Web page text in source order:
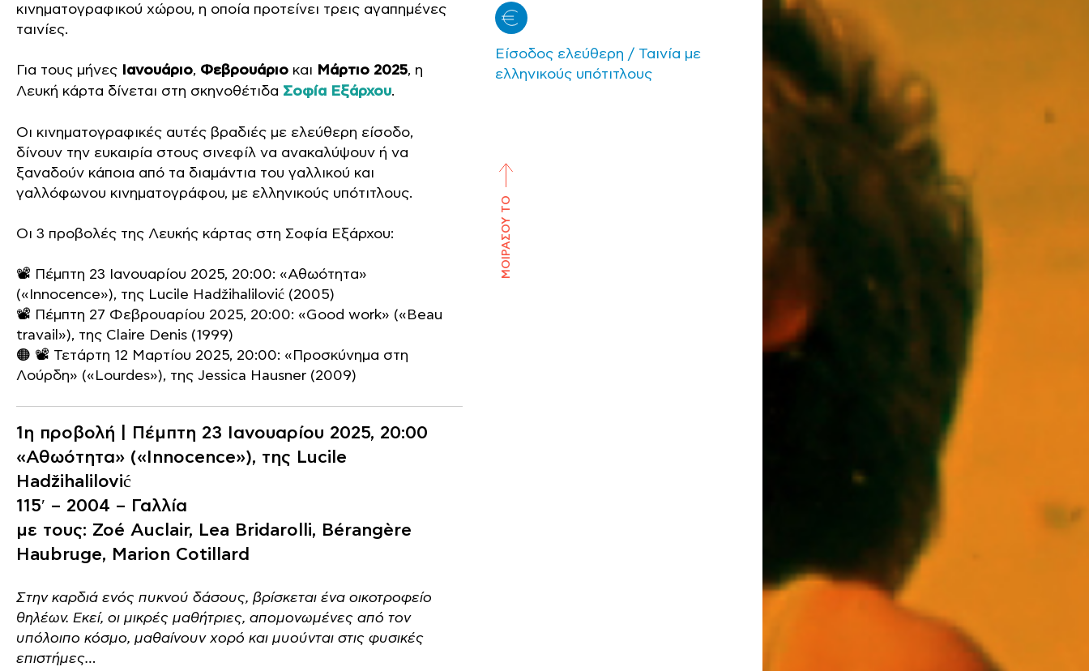
κινηματογραφικού χώρου, η οποία προτείνει τρεις αγαπημένες
ταινίες.
Για τους μήνες Ιανουάριο, Φεβρουάριο και Μάρτιο 2025, η
Λευκή κάρτα δίνεται στη σκηνοθέτιδα Σοφία Εξάρχου.
Οι κινηματογραφικές αυτές βραδιές με ελεύθερη είσοδο,
δίνουν την ευκαιρία στους σινεφίλ να ανακαλύψουν ή να
ξαναδούν κάποια από τα διαμάντια του γαλλικού και
γαλλόφωνου κινηματογράφου, με ελληνικούς υπότιτλους.
Οι 3 προβολές της Λευκής κάρτας στη Σοφία Εξάρχου:
📽️ Πέμπτη 23 Ιανουαρίου 2025, 20:00: «Αθωότητα»
(«Innocence»), της Lucile Hadžihalilović (2005)
📽️ Πέμπτη 27 Φεβρουαρίου 2025, 20:00: «Good work» («Beau
travail»), της Claire Denis (1999)
🟠 📽️ Τετάρτη 12 Μαρτίου 2025, 20:00: «Προσκύνημα στη
Λούρδη» («Lourdes»), της Jessica Hausner (2009)
1η προβολή | Πέμπτη 23 Ιανουαρίου 2025, 20:00
«Αθωότητα» («Innocence»), της Lucile
Hadžihalilović
115′ – 2004 – Γαλλία
με τους: Zoé Auclair, Lea Bridarolli, Bérangère
Haubruge, Marion Cotillard
Στην καρδιά ενός πυκνού δάσους, βρίσκεται ένα οικοτροφείο
θηλέων. Εκεί, οι μικρές μαθήτριες, απομονωμένες από τον
υπόλοιπο κόσμο, μαθαίνουν χορό και μυούνται στις φυσικές
επιστήμες…
Είσοδος ελεύθερη / Ταινία με
ελληνικούς υπότιτλους
ΜΟΙΡΑΣΟΥ ΤΟ